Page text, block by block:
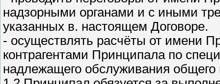
надзорными органами и с иными
указанных в. настоящем Договоре.
- осуществлять расчёты от имени
контрагентами Принципала по
надлежащего обслуживания